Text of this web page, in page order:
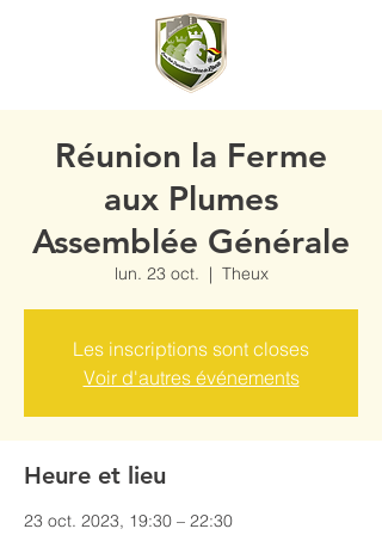
Réunion la Ferme
aux Plumes
Assemblée Générale
lun. 23 oct.
  |
Theux
Les inscriptions sont closes
Voir d'autres événements
Heure et lieu
23 oct. 2023, 19:30 – 22:30